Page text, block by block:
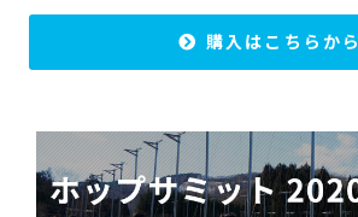
購入はこちらから